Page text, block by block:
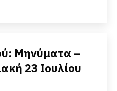
Μηνύματα –
23 Ιουλίου